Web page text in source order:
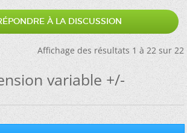
À LA DISCUSSION
Affichage des résultats 1 à 22 sur 22
variable +/-